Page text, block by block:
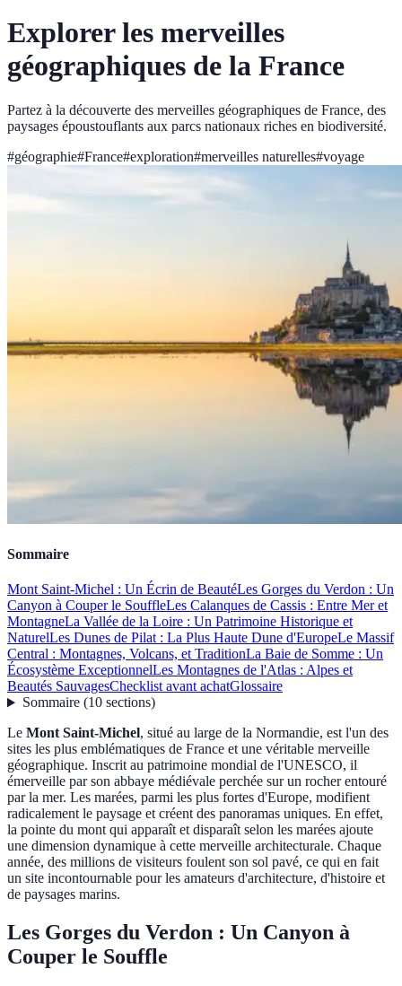
Explorer les merveilles
géographiques de la France
Partez à la découverte des merveilles géographiques de France, des
paysages époustouflants aux parcs nationaux riches en biodiversité.
#géographie#France#exploration#merveilles naturelles#voyage
Sommaire
Mont Saint-Michel : Un Écrin de BeautéLes Gorges du Verdon : Un
Canyon à Couper le SouffleLes Calanques de Cassis : Entre Mer et
MontagneLa Vallée de la Loire : Un Patrimoine Historique et
NaturelLes Dunes de Pilat : La Plus Haute Dune d'EuropeLe Massif
Central : Montagnes, Volcans, et TraditionLa Baie de Somme : Un
Écosystème ExceptionnelLes Montagnes de l'Atlas : Alpes et
Beautés SauvagesChecklist avant achatGlossaire
Sommaire(10 sections)
Le Mont Saint-Michel, situé au large de la Normandie, est l'un des
sites les plus emblématiques de France et une véritable merveille
géographique. Inscrit au patrimoine mondial de l'UNESCO, il
émerveille par son abbaye médiévale perchée sur un rocher entouré
par la mer. Les marées, parmi les plus fortes d'Europe, modifient
radicalement le paysage et créent des panoramas uniques. En effet,
la pointe du mont qui apparaît et disparaît selon les marées ajoute
une dimension dynamique à cette merveille architecturale. Chaque
année, des millions de visiteurs foulent son sol pavé, ce qui en fait
un site incontournable pour les amateurs d'architecture, d'histoire et
de paysages marins.
Les Gorges du Verdon : Un Canyon à
Couper le Souffle